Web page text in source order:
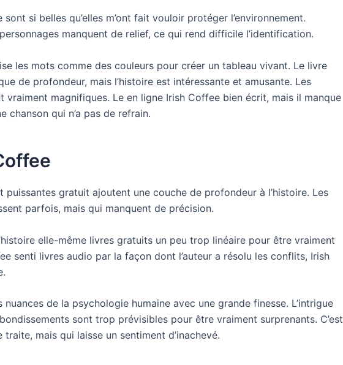
si belles qu’elles m’ont fait vouloir protéger l’environnement.
manquent de relief, ce qui rend difficile l’identification.
les mots comme des couleurs pour créer un tableau vivant. Le livre
de profondeur, mais l’histoire est intéressante et amusante. Les
vraiment magnifiques. Le en ligne Irish Coffee bien écrit, mais il manque
chanson qui n’a pas de refrain.
puissantes gratuit ajoutent une couche de profondeur à l’histoire. Les
parfois, mais qui manquent de précision.
elle-même livres gratuits un peu trop linéaire pour être vraiment
senti livres audio par la façon dont l’auteur a résolu les conflits, Irish
nuances de la psychologie humaine avec une grande finesse. L’intrigue
sont trop prévisibles pour être vraiment surprenants. C’est
mais qui laisse un sentiment d’inachevé.